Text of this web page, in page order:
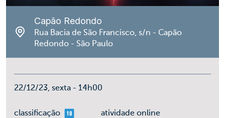
Capão Redondo
Rua Bacia de São Francisco, s/n - Capão
Redondo - São Paulo
22/12/23, sexta - 14h00
classificaçãomais 10 atividade online